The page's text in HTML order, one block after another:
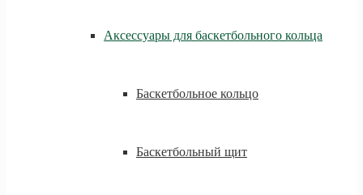
Аксессуары для баскетбольного кольца
Баскетбольное кольцо
Баскетбольный щит